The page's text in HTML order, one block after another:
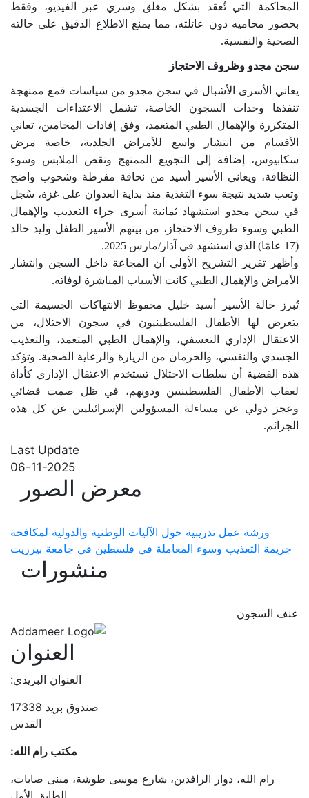
المحاكمة التي تُعقد بشكل مغلق وسري عبر الفيديو، وفقط
بحضور محاميه دون عائلته، مما يمنع الاطلاع الدقيق على حالته
الصحية والنفسية.
سجن مجدو وظروف الاحتجاز
يعاني الأسرى الأشبال في سجن مجدو من سياسات قمع ممنهجة
تنفذها وحدات السجون الخاصة، تشمل الاعتداءات الجسدية
المتكررة والإهمال الطبي المتعمد، وفق إفادات المحامين، تعاني
الأقسام من انتشار واسع للأمراض الجلدية، خاصة مرض
سكابيوس، إضافة إلى التجويع الممنهج ونقص الملابس وسوء
النظافة، ويعاني الأسير أسيد من نحافة مفرطة وشحوب واضح
وتعب شديد نتيجة سوء التغذية منذ بداية العدوان على غزة، سُجل
في سجن مجدو استشهاد ثمانية أسرى جراء التعذيب والإهمال
الطبي وسوء ظروف الاحتجاز، من بينهم الأسير الطفل وليد خالد
(17 عامًا) الذي استشهد في آذار/مارس 2025
.
وأظهر تقرير التشريح الأولي أن المجاعة داخل السجن وانتشار
الأمراض والإهمال الطبي كانت الأسباب المباشرة لوفاته.
تُبرز حالة الأسير أسيد خليل محفوظ الانتهاكات الجسيمة التي
يتعرض لها الأطفال الفلسطينيون في سجون الاحتلال، من
الاعتقال الإداري التعسفي، والإهمال الطبي المتعمد، والتعذيب
الجسدي والنفسي، والحرمان من الزيارة والرعاية الصحية. وتؤكد
هذه القضية أن سلطات الاحتلال تستخدم الاعتقال الإداري كأداة
لعقاب الأطفال الفلسطينيين وذويهم، في ظل صمت قضائي
وعجز دولي عن مساءلة المسؤولين الإسرائيليين عن كل هذه
الجرائم.
Last Update
06-11-2025
معرض الصور
ورشة عمل تدريبية حول الآليات الوطنية والدولية لمكافحة
جريمة التعذيب وسوء المعاملة في فلسطين في جامعة بيرزيت
منشورات
عنف السجون
العنوان
العنوان البريدي:
صندوق بريد 17338
القدس
مكتب رام الله:
رام الله، دوار الرافدين، شارع موسى طوشة، مبنى صابات،
الطابق الأول